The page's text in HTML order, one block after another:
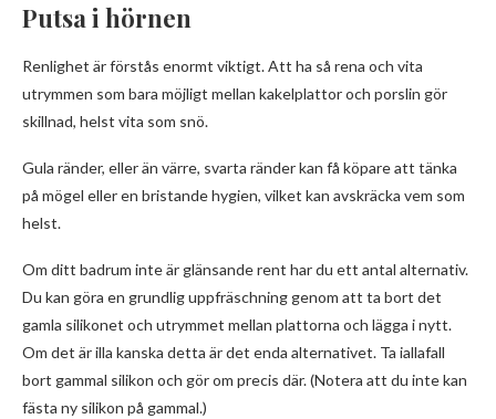
Putsa i hörnen
Renlighet är förstås enormt viktigt. Att ha så rena och vita
utrymmen som bara möjligt mellan kakelplattor och porslin gör
skillnad, helst vita som snö.
Gula ränder, eller än värre, svarta ränder kan få köpare att tänka
på mögel eller en bristande hygien, vilket kan avskräcka vem som
helst.
Om ditt badrum inte är glänsande rent har du ett antal alternativ.
Du kan göra en grundlig uppfräschning genom att ta bort det
gamla silikonet och utrymmet mellan plattorna och lägga i nytt.
Om det är illa kanska detta är det enda alternativet. Ta iallafall
bort gammal silikon och gör om precis där. (Notera att du inte kan
fästa ny silikon på gammal.)